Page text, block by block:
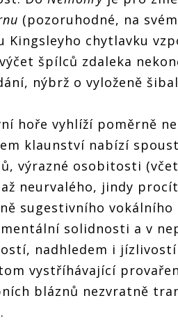
(pozoruhodné, na
Kingsleyho chytlavku
špílců zdaleka
nýbrž o vyloženě
hoře vyhlíží poměrně
klaunství nabízí
výrazné osobitosti
neurvalého, jindy
sugestivního
solidnosti a v
nadhledem i
vystříhávající
bláznů nezvratně